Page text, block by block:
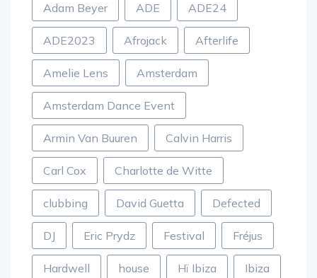
Adam Beyer ADE ADE24
ADE2023 Afrojack Afterlife
Amelie Lens Amsterdam
Amsterdam Dance Event
Armin Van Buuren Calvin Harris
Carl Cox Charlotte de Witte
clubbing David Guetta Defected
DJ Eric Prydz Festival Fréjus
Hardwell house Hï Ibiza Ibiza